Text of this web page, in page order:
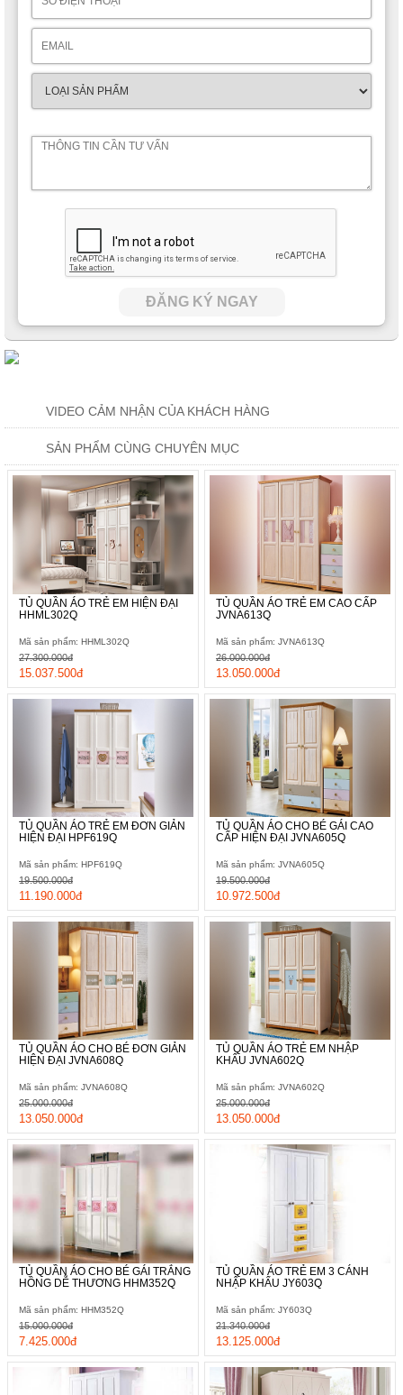
Nhằm hạn chế bụi bẩn có thể rơi từ phía trên vào trong tủ quần
áo khiến đồ đạc bên trong bị bẩn, phần gờ trên đỉnh tủ được
Điểm nhấn nổi bật được tập trung hoàn toàn ở phần chính giữa
của cánh tủ đến từ sự phối màu đầy chất nghệ thuật, họa tiết
thiết kế nổi với gam màu nâu trầm ấn tượng cho đến phần núm
tay nắm tủ cũng được mạ vàng sang trọng, đẳng cấp.
ĐĂNG KÝ NGAY
VIDEO CẢM NHẬN CỦA KHÁCH HÀNG
SẢN PHẨM CÙNG CHUYÊN MỤC
TỦ QUẦN ÁO TRẺ EM HIỆN ĐẠI
HHML302Q
Mã sản phẩm: HHML302Q
15.037.500đ
27.300.000đ
TỦ QUẦN ÁO TRẺ EM CAO CẤP
JVNA613Q
Mã sản phẩm: JVNA613Q
13.050.000đ
26.000.000đ
TỦ QUẦN ÁO TRẺ EM ĐƠN GIẢN
HIỆN ĐẠI HPF619Q
Mã sản phẩm: HPF619Q
11.190.000đ
19.500.000đ
TỦ QUẦN ÁO CHO BÉ GÁI CAO
CẤP HIỆN ĐẠI JVNA605Q
Mã sản phẩm: JVNA605Q
10.972.500đ
19.500.000đ
TỦ QUẦN ÁO CHO BÉ ĐƠN GIẢN
HIỆN ĐẠI JVNA608Q
Mã sản phẩm: JVNA608Q
13.050.000đ
25.000.000đ
TỦ QUẦN ÁO TRẺ EM NHẬP
KHẨU JVNA602Q
Mã sản phẩm: JVNA602Q
13.050.000đ
25.000.000đ
TỦ QUẦN ÁO CHO BÉ GÁI TRẮNG
HỒNG DỄ THƯƠNG HHM352Q
Mã sản phẩm: HHM352Q
7.425.000đ
15.000.000đ
TỦ QUẦN ÁO TRẺ EM 3 CÁNH
NHẬP KHẨU JY603Q
Mã sản phẩm: JY603Q
13.125.000đ
21.340.000đ